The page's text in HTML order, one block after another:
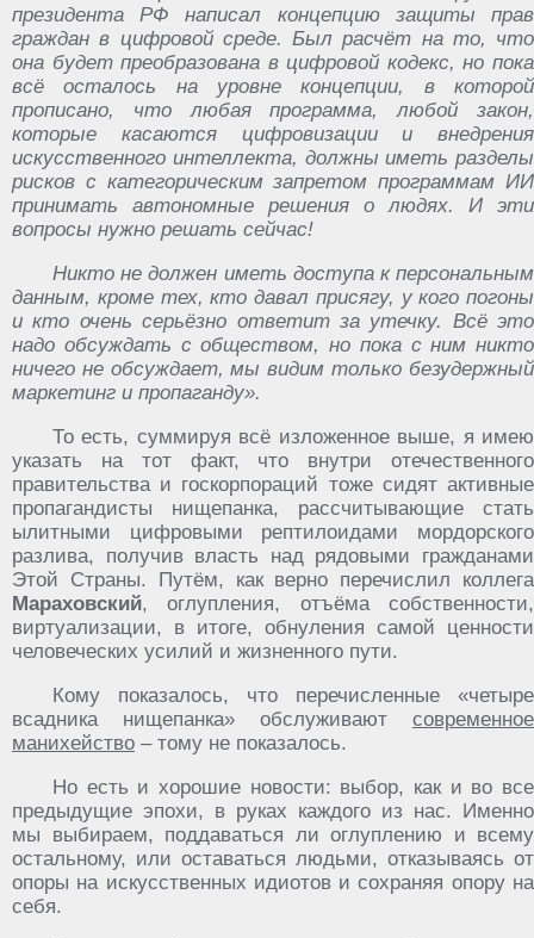
президента РФ написал концепцию защиты прав
граждан в цифровой среде. Был расчёт на то, что
она будет преобразована в цифровой кодекс, но пока
всё осталось на уровне концепции, в которой
прописано, что любая программа, любой закон,
которые касаются цифровизации и внедрения
искусственного интеллекта, должны иметь разделы
рисков с категорическим запретом программам ИИ
принимать автономные решения о людях. И эти
вопросы нужно решать сейчас!
Никто не должен иметь доступа к персональным
данным, кроме тех, кто давал присягу, у кого погоны
и кто очень серьёзно ответит за утечку. Всё это
надо обсуждать с обществом, но пока с ним никто
ничего не обсуждает, мы видим только безудержный
маркетинг и пропаганду».
То есть, суммируя всё изложенное выше, я имею
указать на тот факт, что внутри отечественного
правительства и госкорпораций тоже сидят активные
пропагандисты нищепанка, рассчитывающие стать
ылитными цифровыми рептилоидами мордорского
разлива, получив власть над рядовыми гражданами
Этой Страны. Путём, как верно перечислил коллега
Мараховский, оглупления, отъёма собственности,
виртуализации, в итоге, обнуления самой ценности
человеческих усилий и жизненного пути.
Кому показалось, что перечисленные «четыре
всадника нищепанка» обслуживают современное
манихейство – тому не показалось.
Но есть и хорошие новости: выбор, как и во все
предыдущие эпохи, в руках каждого из нас. Именно
мы выбираем, поддаваться ли оглуплению и всему
остальному, или оставаться людьми, отказываясь от
опоры на искусственных идиотов и сохраняя опору на
себя.